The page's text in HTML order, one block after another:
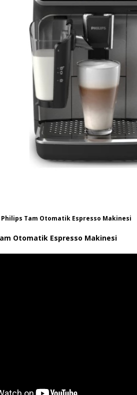
Philips Tam Otomatik Espresso Makinesi
Otomatik Espresso Makinesi